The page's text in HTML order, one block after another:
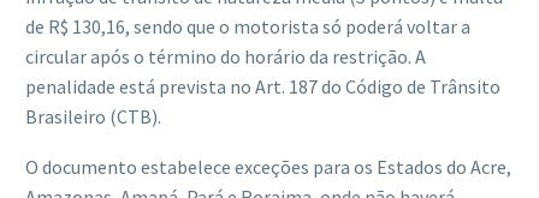
de R$ 130,16, sendo que o motorista só poderá voltar a
circular após o término do horário da restrição. A
penalidade está prevista no Art. 187 do Código de Trânsito
Brasileiro (CTB).
O documento estabelece exceções para os Estados do Acre,